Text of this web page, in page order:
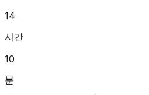
14
시간
10
분